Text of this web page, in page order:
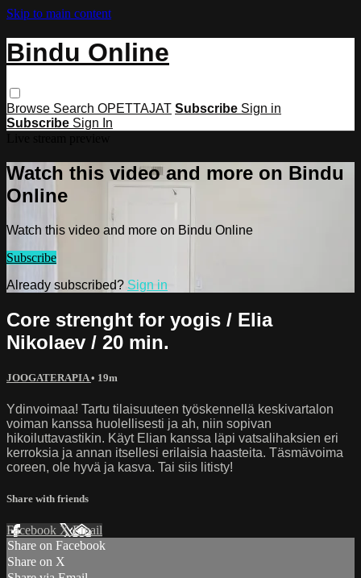
Skip to main content
Bindu Online
Browse Search OPETTAJAT Subscribe Sign in
Subscribe Sign In
Watch this video and more on Bindu
Online
Watch this video and more on Bindu Online
Subscribe
Already subscribed? Sign in
Core strenght for yogis / Elia
Nikolaev / 20 min.
JOOGATERAPIA• 19m
Ydinvoimaa! Tartu tilaisuuteen työskennellä keskivartalon
voiman kanssa huolellisesti ja ah, niin sopivan
hikoiluttavastikin. Käyt Elian kanssa läpi vatsalihaksien eri
kerroksia ja annan itsellesi erilaisia haasteita. Täsmävoima
coreen, ole hyvä ja kasva. Tai siis litisty!
Share with friends
Facebook XEmail
Share on Facebook
Share on X